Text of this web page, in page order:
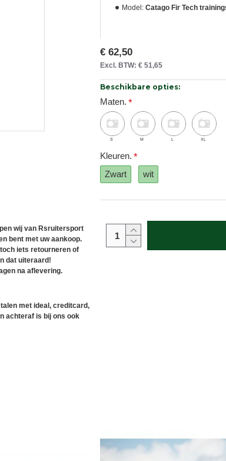
wij van Rsruitersport
bent met uw aankoop.
iets retourneren of
dat uiteraard!
na aflevering.
met ideal, creditcard,
achteraf is bij ons ook
Model: Catago Fir Tech
€ 62,50
Excl. BTW: € 51,65
Beschikbare opties:
Maten.
S M L XL
Kleuren.
Zwart
wit